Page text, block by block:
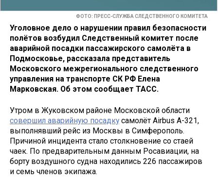
ФОТО: ПРЕСС-СЛУЖБА СЛЕДСТВЕННОГО КОМИТЕТА
Уголовное дело о нарушении правил безопасности
полётов возбудил Следственный комитет после
аварийной посадки пассажирского самолёта в
Подмосковье, рассказала представитель
Московского межрегионального следственного
управления на транспорте СК РФ Елена
Марковская. Об этом сообщает ТАСС.
Утром в Жуковском районе Московской области
совершил аварийную посадку самолёт Airbus А-321,
выполнявший рейс из Москвы в Симферополь.
Причиной инцидента стало столкновение со стаей
чаек. По предварительным данным Росавиации, на
борту воздушного судна находились 226 пассажиров
и семь членов экипажа.